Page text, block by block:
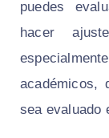
puedes
hacer
académicos,
sea evaluado